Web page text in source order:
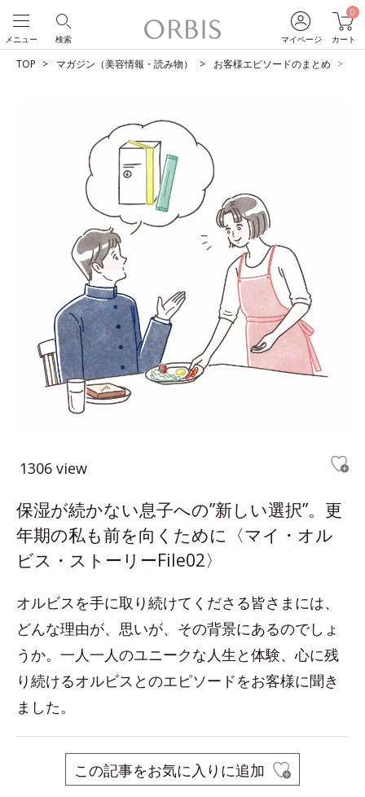
マイページ
0
カート
検索
メニュー
TOP マガジン（美容情報・読み物） お客様エピソードのまとめ
1306 view
保湿が続かない息子への”新しい選択”。更
年期の私も前を向くために〈マイ・オル
ビス・ストーリーFile02〉
オルビスを手に取り続けてくださる皆さまには、
どんな理由が、思いが、その背景にあるのでしょ
うか。一人一人のユニークな人生と体験、心に残
り続けるオルビスとのエピソードをお客様に聞き
ました。
この記事をお気に入りに追加